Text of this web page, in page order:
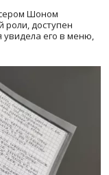
Шоном
роли, доступен
увидела его в меню,